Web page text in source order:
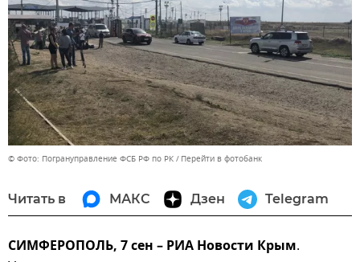
© Фото: Погрануправление ФСБ РФ по РК Перейти в фотобанк
Читать в МАКС Дзен Telegram
СИМФЕРОПОЛЬ, 7 сен – РИА Новости Крым.